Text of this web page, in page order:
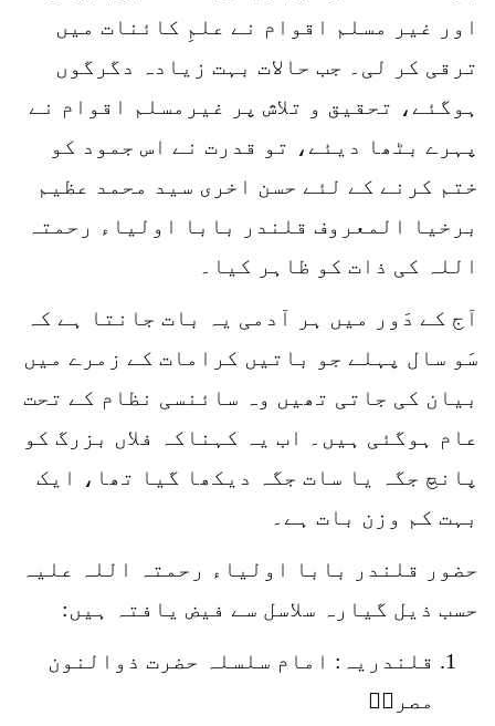
اور غیر مسلم اقوام نے علمِ کائنات میں
ترقی کر لی۔ جب حالات بہت زیادہ دگرگوں
ہوگئے، تحقیق و تلاش پر غیرمسلم اقوام نے
پہرے بٹھا دیئے، تو قدرت نے اس جمود کو
ختم کرنے کے لئے حسن اخری سید محمد عظیم
برخیا المعروف قلندر بابا اولیاء رحمتہ
اللہ کی ذات کو ظاہر کیا۔
آج کے دَور میں ہر آدمی یہ بات جانتا ہے کہ
سَو سال پہلے جو باتیں کرامات کے زمرے میں
بیان کی جاتی تھیں وہ سائنسی نظام کے تحت
عام ہوگئی ہیں۔ اب یہ کہناکہ فلاں بزرگ کو
پانچ جگہ یا سات جگہ دیکھا گیا تھا، ایک
بہت کم وزن بات ہے۔
حضور قلندر بابا اولیاء رحمتہ اللہ علیہ
حسب ذیل گیارہ سلاسل سے فیض یافتہ ہیں:
قلندریہ: امام سلسلہ حضرت ذوالنون
مصریؒ